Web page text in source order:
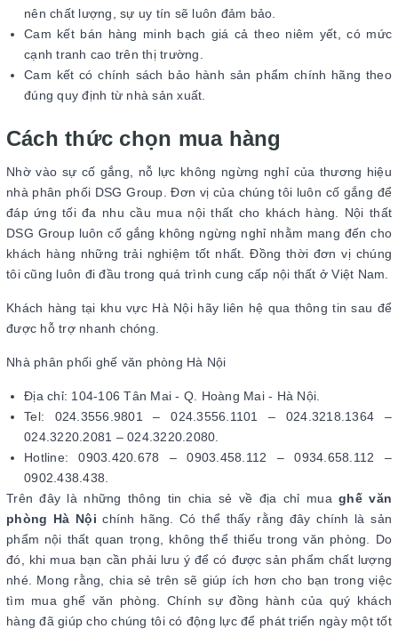
nên chất lượng, sự uy tín sẽ luôn đảm bảo.
Cam kết bán hàng minh bạch giá cả theo niêm yết, có mức
cạnh tranh cao trên thị trường.
Cam kết có chính sách bảo hành sản phẩm chính hãng theo
đúng quy định từ nhà sản xuất.
Cách thức chọn mua hàng
Nhờ vào sự cố gắng, nỗ lực không ngừng nghỉ của thương hiệu
nhà phân phối DSG Group. Đơn vị của chúng tôi luôn cố gắng để
đáp ứng tối đa nhu cầu mua nội thất cho khách hàng. Nội thất
DSG Group luôn cố gắng không ngừng nghỉ nhằm mang đến cho
khách hàng những trải nghiệm tốt nhất. Đồng thời đơn vị chúng
tôi cũng luôn đi đầu trong quá trình cung cấp nội thất ở Việt Nam.
Khách hàng tại khu vực Hà Nội hãy liên hệ qua thông tin sau để
được hỗ trợ nhanh chóng.
Nhà phân phối ghế văn phòng Hà Nội
Địa chỉ: 104-106 Tân Mai - Q. Hoàng Mai - Hà Nội.
Tel: 024.3556.9801 – 024.3556.1101 – 024.3218.1364 –
024.3220.2081 – 024.3220.2080.
Hotline: 0903.420.678 – 0903.458.112 – 0934.658.112 –
0902.438.438.
Trên đây là những thông tin chia sẻ về địa chỉ muaghế văn
phòng Hà Nộichính hãng. Có thể thấy rằng đây chính là sản
phẩm nội thất quan trọng, không thể thiếu trong văn phòng. Do
đó, khi mua bạn cần phải lưu ý để có được sản phẩm chất lượng
nhé. Mong rằng, chia sẻ trên sẽ giúp ích hơn cho bạn trong việc
tìm mua ghế văn phòng. Chính sự đồng hành của quý khách
hàng đã giúp cho chúng tôi có động lực để phát triển ngày một tốt